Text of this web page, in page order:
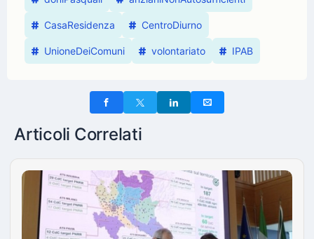
CasaResidenza CentroDiurno
UnioneDeiComuni volontariato IPAB
Articoli Correlati